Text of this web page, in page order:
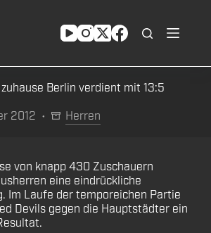
Berlin verdient mit 13:5
2012
Herren
von knapp 430 Zuschauern
eine eindrückliche
Im Laufe der temporeichen Partie
Devils gegen die Hauptstädter ein